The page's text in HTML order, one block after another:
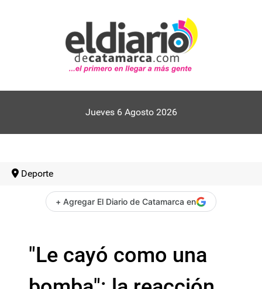
Jueves 6 Agosto 2026
Deporte
+ Agregar El Diario de Catamarca en
"Le cayó como una